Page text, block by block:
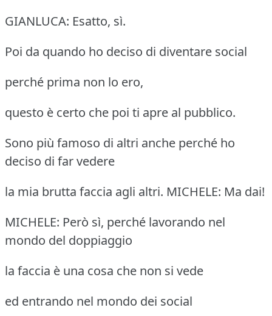
GIANLUCA: Esatto, sì.
Poi da quando ho deciso di diventare social
perché prima non lo ero,
questo è certo che poi ti apre al pubblico.
Sono più famoso di altri anche perché ho
deciso di far vedere
la mia brutta faccia agli altri. MICHELE: Ma dai!
MICHELE: Però sì, perché lavorando nel
mondo del doppiaggio
la faccia è una cosa che non si vede
ed entrando nel mondo dei social